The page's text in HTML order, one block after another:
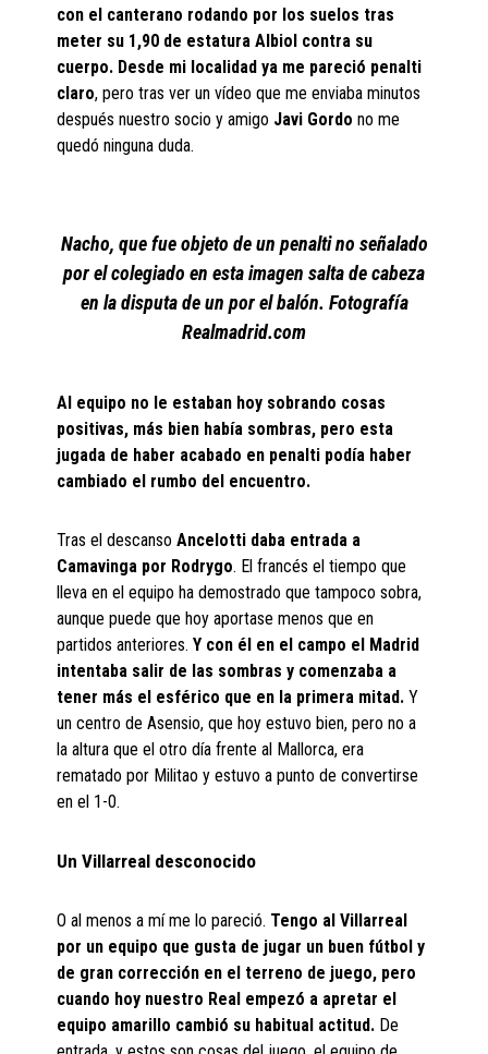
con el canterano rodando por los suelos tras
meter su 1,90 de estatura Albiol contra su
cuerpo. Desde mi localidad ya me pareció penalti
claro, pero tras ver un vídeo que me enviaba minutos
después nuestro socio y amigo Javi Gordo no me
quedó ninguna duda.
Nacho, que fue objeto de un penalti no señalado
por el colegiado en esta imagen salta de cabeza
en la disputa de un por el balón. Fotografía
Realmadrid.com
Al equipo no le estaban hoy sobrando cosas
positivas, más bien había sombras, pero esta
jugada de haber acabado en penalti podía haber
cambiado el rumbo del encuentro.
Tras el descansoAncelotti daba entrada a
Camavinga por Rodrygo. El francés el tiempo que
lleva en el equipo ha demostrado que tampoco sobra,
aunque puede que hoy aportase menos que en
partidos anteriores.Y con él en el campo el Madrid
intentaba salir de las sombras y comenzaba a
tener más el esférico que en la primera mitad. Y
un centro de Asensio, que hoy estuvo bien, pero no a
la altura que el otro día frente al Mallorca, era
rematado por Militao y estuvo a punto de convertirse
en el 1-0.
Un Villarreal desconocido
O al menos a mí me lo pareció. Tengo al Villarreal
por un equipo que gusta de jugar un buen fútbol y
de gran corrección en el terreno de juego, pero
cuando hoy nuestro Real empezó a apretar el
equipo amarillo cambió su habitual actitud. De